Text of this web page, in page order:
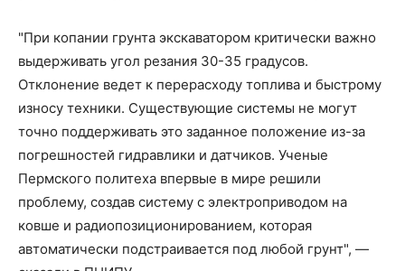
"При копании грунта экскаватором критически важно
выдерживать угол резания 30-35 градусов.
Отклонение ведет к перерасходу топлива и быстрому
износу техники. Существующие системы не могут
точно поддерживать это заданное положение из-за
погрешностей гидравлики и датчиков. Ученые
Пермского политеха впервые в мире решили
проблему, создав систему с электроприводом на
ковше и радиопозиционированием, которая
автоматически подстраивается под любой грунт", —